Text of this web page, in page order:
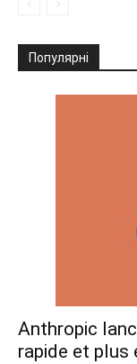
Популярні
Anthropic
rapide et plus